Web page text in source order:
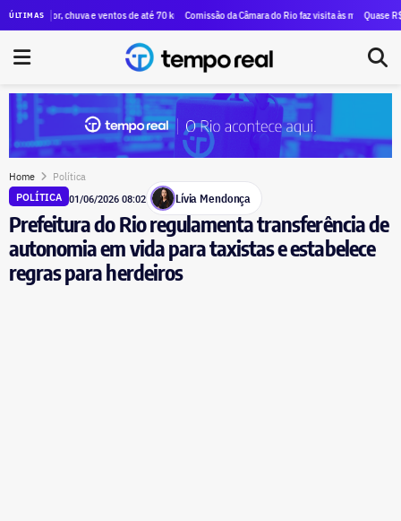
ÚLTIMAS
de André Marinho com Eduardo Paes, um aliado de Dilma Rousseff
chuva e ventos de até 70 km/h no fim de semana; veja a previsão
Comissão da Câmara do Rio faz visita às mais de 100 famílias
Quase R$ 12
Home Política
POLÍTICA 01/06/2026 08:02 Lívia Mendonça
Prefeitura do Rio regulamenta transferência de
autonomia em vida para taxistas e estabelece
regras para herdeiros